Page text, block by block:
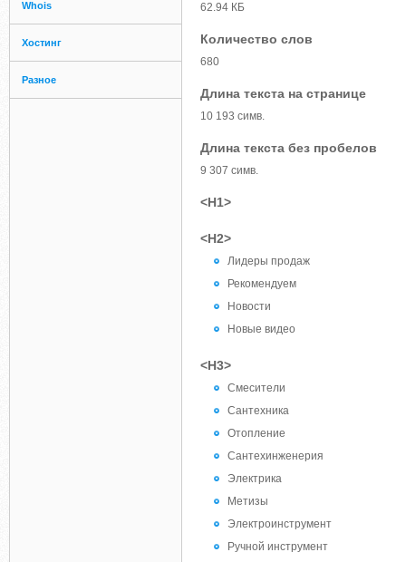
Whois
Хостинг
Разное
62.94 КБ
Количество слов
680
Длина текста на странице
10 193 симв.
Длина текста без пробелов
9 307 симв.
<H1>
<H2>
Лидеры продаж
Рекомендуем
Новости
Новые видео
<H3>
Смесители
Сантехника
Отопление
Сантехинженерия
Электрика
Метизы
Электроинструмент
Ручной инструмент